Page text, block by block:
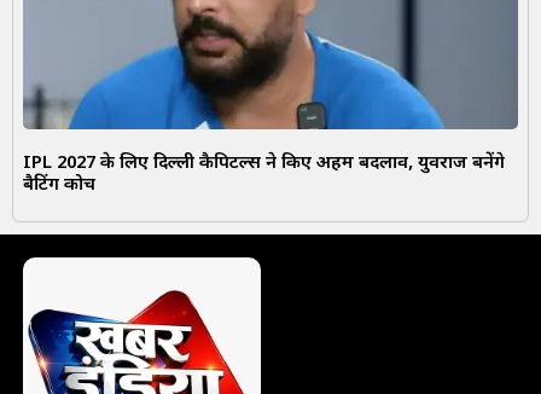
IPL 2027 के लिए दिल्ली कैपिटल्स ने किए अहम बदलाव, युवराज बनेंगे
बैटिंग कोच